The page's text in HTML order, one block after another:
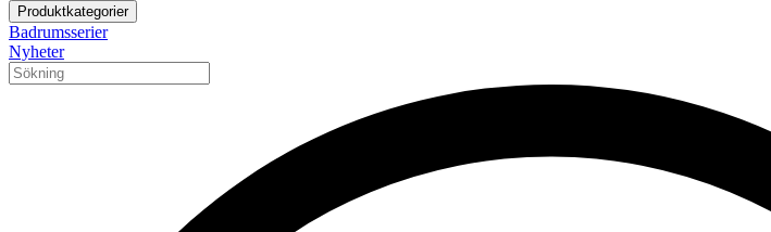
Produktkategorier
Badrumsserier
Nyheter